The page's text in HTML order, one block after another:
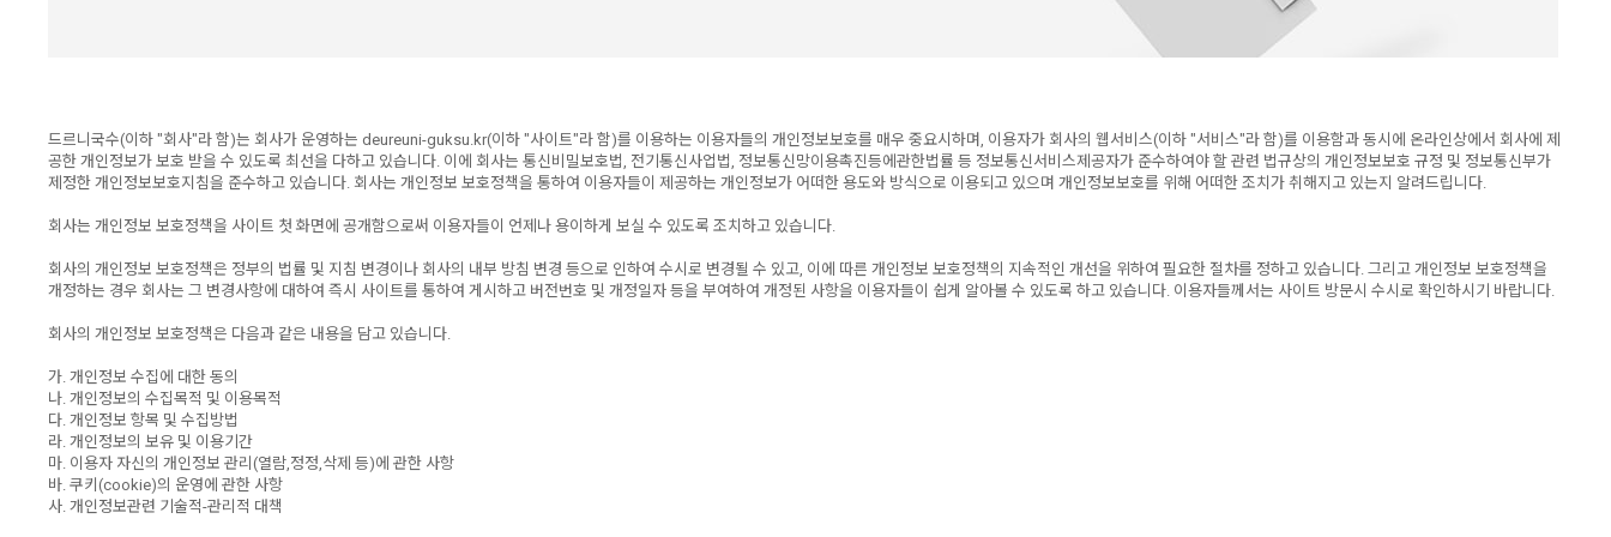
드르니국수(이하 "회사"라 함)는 회사가 운영하는 deureuni-guksu.kr(이하 "사이트"라 함)를 이용하는 이용자들의 개인정보보호를 매우 중요시하며, 이용자가 회사의 웹서비스(이하 "서비스"라 함)를 이용함과 동시에 온라인상에서 회사에 제
공한 개인정보가 보호 받을 수 있도록 최선을 다하고 있습니다. 이에 회사는 통신비밀보호법, 전기통신사업법, 정보통신망이용촉진등에관한법률 등 정보통신서비스제공자가 준수하여야 할 관련 법규상의 개인정보보호 규정 및 정보통신부가
제정한 개인정보보호지침을 준수하고 있습니다. 회사는 개인정보 보호정책을 통하여 이용자들이 제공하는 개인정보가 어떠한 용도와 방식으로 이용되고 있으며 개인정보보호를 위해 어떠한 조치가 취해지고 있는지 알려드립니다.
회사는 개인정보 보호정책을 사이트 첫 화면에 공개함으로써 이용자들이 언제나 용이하게 보실 수 있도록 조치하고 있습니다.
회사의 개인정보 보호정책은 정부의 법률 및 지침 변경이나 회사의 내부 방침 변경 등으로 인하여 수시로 변경될 수 있고, 이에 따른 개인정보 보호정책의 지속적인 개선을 위하여 필요한 절차를 정하고 있습니다. 그리고 개인정보 보호정책을
개정하는 경우 회사는 그 변경사항에 대하여 즉시 사이트를 통하여 게시하고 버전번호 및 개정일자 등을 부여하여 개정된 사항을 이용자들이 쉽게 알아볼 수 있도록 하고 있습니다. 이용자들께서는 사이트 방문시 수시로 확인하시기 바랍니다.
회사의 개인정보 보호정책은 다음과 같은 내용을 담고 있습니다.
가. 개인정보 수집에 대한 동의
나. 개인정보의 수집목적 및 이용목적
다. 개인정보 항목 및 수집방법
라. 개인정보의 보유 및 이용기간
마. 이용자 자신의 개인정보 관리(열람,정정,삭제 등)에 관한 사항
바. 쿠키(cookie)의 운영에 관한 사항
사. 개인정보관련 기술적-관리적 대책